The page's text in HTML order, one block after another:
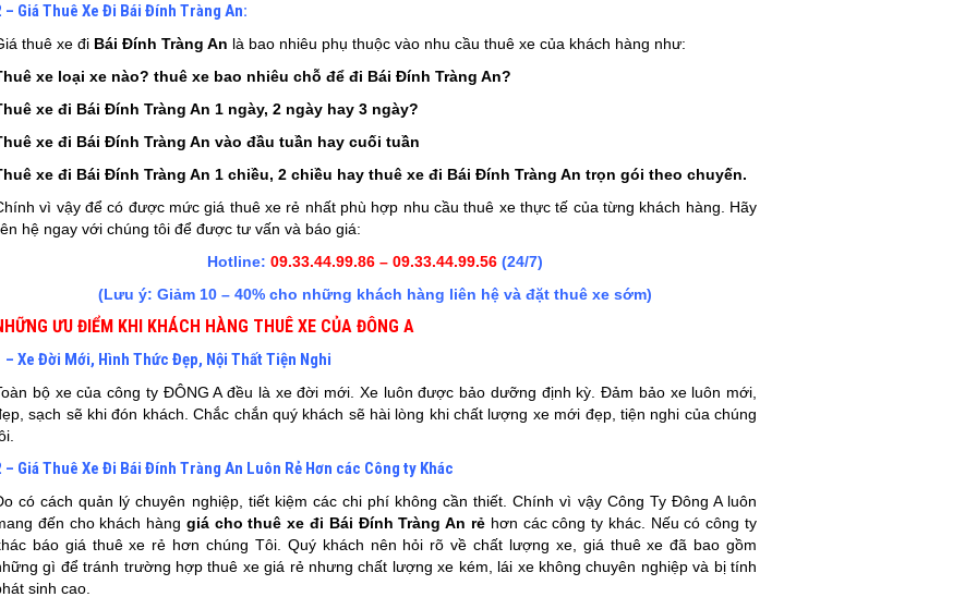
– Giá Thuê Xe Đi Bái Đính Tràng An:
thuê xe đi Bái Đính Tràng An là bao nhiêu phụ thuộc vào nhu cầu thuê xe của khách hàng như:
xe loại xe nào? thuê xe bao nhiêu chỗ để đi Bái Đính Tràng An?
xe đi Bái Đính Tràng An 1 ngày, 2 ngày hay 3 ngày?
xe đi Bái Đính Tràng An vào đầu tuần hay cuối tuần
xe đi Bái Đính Tràng An 1 chiều, 2 chiều hay thuê xe đi Bái Đính Tràng An trọn gói theo chuyến.
vì vậy để có được mức giá thuê xe rẻ nhất phù hợp nhu cầu thuê xe thực tế của từng khách hàng. Hãy
hệ ngay với chúng tôi để được tư vấn và báo giá:
Hotline: 09.33.44.99.86 – 09.33.44.99.56 (24/7)
(Lưu ý: Giảm 10 – 40% cho những khách hàng liên hệ và đặt thuê xe sớm)
ƯU ĐIỂM KHI KHÁCH HÀNG THUÊ XE CỦA ĐÔNG A
– Xe Đời Mới, Hình Thức Đẹp, Nội Thất Tiện Nghi
bộ xe của công ty ĐÔNG A đều là xe đời mới. Xe luôn được bảo dưỡng định kỳ. Đảm bảo xe luôn mới,
sạch sẽ khi đón khách. Chắc chắn quý khách sẽ hài lòng khi chất lượng xe mới đẹp, tiện nghi của chúng
– Giá Thuê Xe Đi Bái Đính Tràng An Luôn Rẻ Hơn các Công ty Khác
có cách quản lý chuyên nghiệp, tiết kiệm các chi phí không cần thiết. Chính vì vậy Công Ty Đông A luôn
đến cho khách hàng giá cho thuê xe đi Bái Đính Tràng An rẻ hơn các công ty khác. Nếu có công ty
báo giá thuê xe rẻ hơn chúng Tôi. Quý khách nên hỏi rõ về chất lượng xe, giá thuê xe đã bao gồm
gì để tránh trường hợp thuê xe giá rẻ nhưng chất lượng xe kém, lái xe không chuyên nghiệp và bị tính
sinh cao.